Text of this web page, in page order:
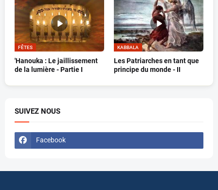
FÊTES
'Hanouka : Le jaillissement
de la lumière - Partie I
KABBALA
Les Patriarches en tant que
principe du monde - II
SUIVEZ NOUS
Facebook